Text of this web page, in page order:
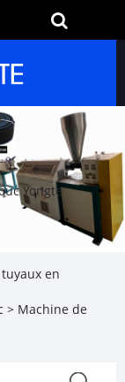
Yongte
en
> Machine de